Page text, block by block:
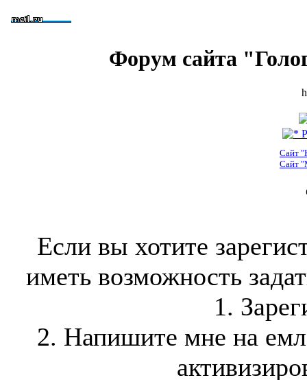
Форум сайта
Сайт
Сайт
Если вы хотите
иметь возможность
1.
2. Напишите мне на